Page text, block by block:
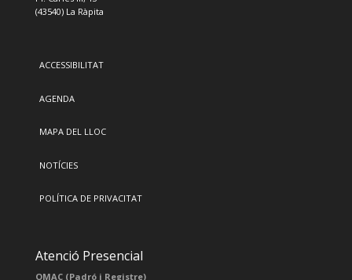
(43540) La Ràpita
ACCESSIBILITAT
AGENDA
MAPA DEL LLOC
NOTÍCIES
POLÍTICA DE PRIVACITAT
Atenció Presencial
OMAC (Padró i Registre)